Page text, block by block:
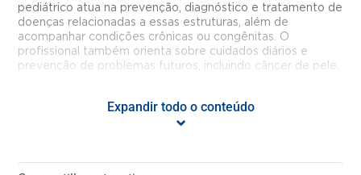
pediátrico atua na prevenção, diagnóstico e tratamento de
doenças relacionadas a essas estruturas, além de
acompanhar condições crônicas ou congênitas. O
profissional também orienta sobre cuidados diários e
prevenção de problemas futuros, incluindo câncer de pele.
Quais doenças ou condições são
tratadas pela Dermatologia
Expandir todo o conteúdo